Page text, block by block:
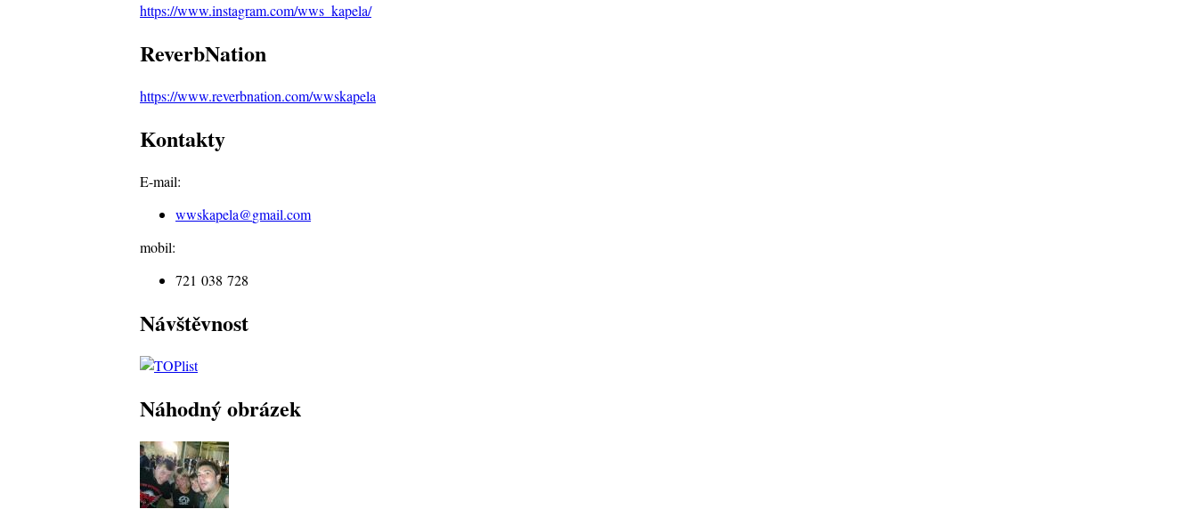
https://www.instagram.com/wws_kapela/
ReverbNation
https://www.reverbnation.com/wwskapela
Kontakty
E-mail:
wwskapela@gmail.com
mobil:
721 038 728
Návštěvnost
Náhodný obrázek